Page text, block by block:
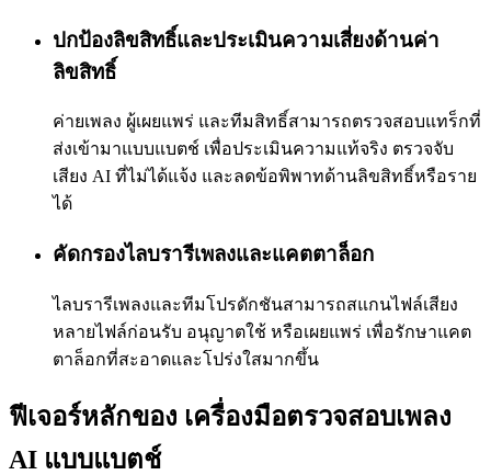
ปกป้องลิขสิทธิ์และประเมินความเสี่ยงด้านค่า
ลิขสิทธิ์
ค่ายเพลง ผู้เผยแพร่ และทีมสิทธิ์สามารถตรวจสอบแทร็กที่
ส่งเข้ามาแบบแบตช์ เพื่อประเมินความแท้จริง ตรวจจับ
เสียง AI ที่ไม่ได้แจ้ง และลดข้อพิพาทด้านลิขสิทธิ์หรือราย
ได้
คัดกรองไลบรารีเพลงและแคตตาล็อก
ไลบรารีเพลงและทีมโปรดักชันสามารถสแกนไฟล์เสียง
หลายไฟล์ก่อนรับ อนุญาตใช้ หรือเผยแพร่ เพื่อรักษาแคต
ตาล็อกที่สะอาดและโปร่งใสมากขึ้น
ฟีเจอร์หลักของ เครื่องมือตรวจสอบเพลง
AI แบบแบตช์